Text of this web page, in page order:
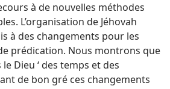
à de nouvelles méthodes
L’organisation de Jéhovah
à des changements pour les
prédication. Nous montrons que
Dieu ‘ des temps et des
de bon gré ces changements